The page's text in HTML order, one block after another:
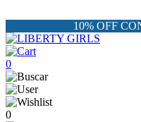
10% OFF
0
0